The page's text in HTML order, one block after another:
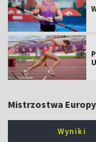
Mistrzostwa Europy
Wyniki